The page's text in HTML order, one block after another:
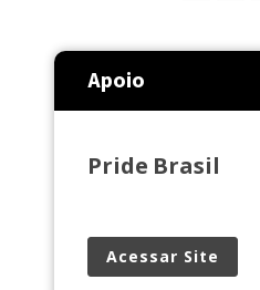
Apoio
Pride Brasil
Acessar Site